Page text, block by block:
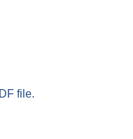
file.